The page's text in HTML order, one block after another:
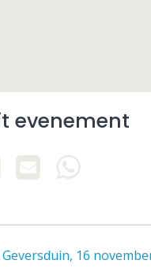
evenement
16